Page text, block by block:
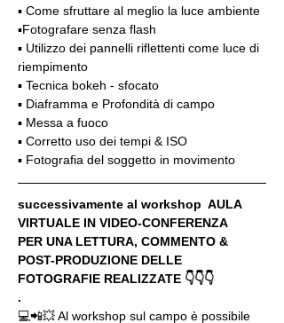
▪️ Come sfruttare al meglio la luce ambiente
▪️Fotografare senza flash
▪️ Utilizzo dei pannelli riflettenti come luce di
riempimento
▪️ Tecnica bokeh - sfocato
▪️ Diaframma e Profondità di campo
▪️ Messa a fuoco
▪️ Corretto uso dei tempi & ISO
▪️ Fotografia del soggetto in movimento
successivamente al workshop  AULA
VIRTUALE IN VIDEO-CONFERENZA
PER UNA LETTURA, COMMENTO &
POST-PRODUZIONE DELLE
FOTOGRAFIE REALIZZATE 👇👇👇
.
💻📲💥 Al workshop sul campo è possibile